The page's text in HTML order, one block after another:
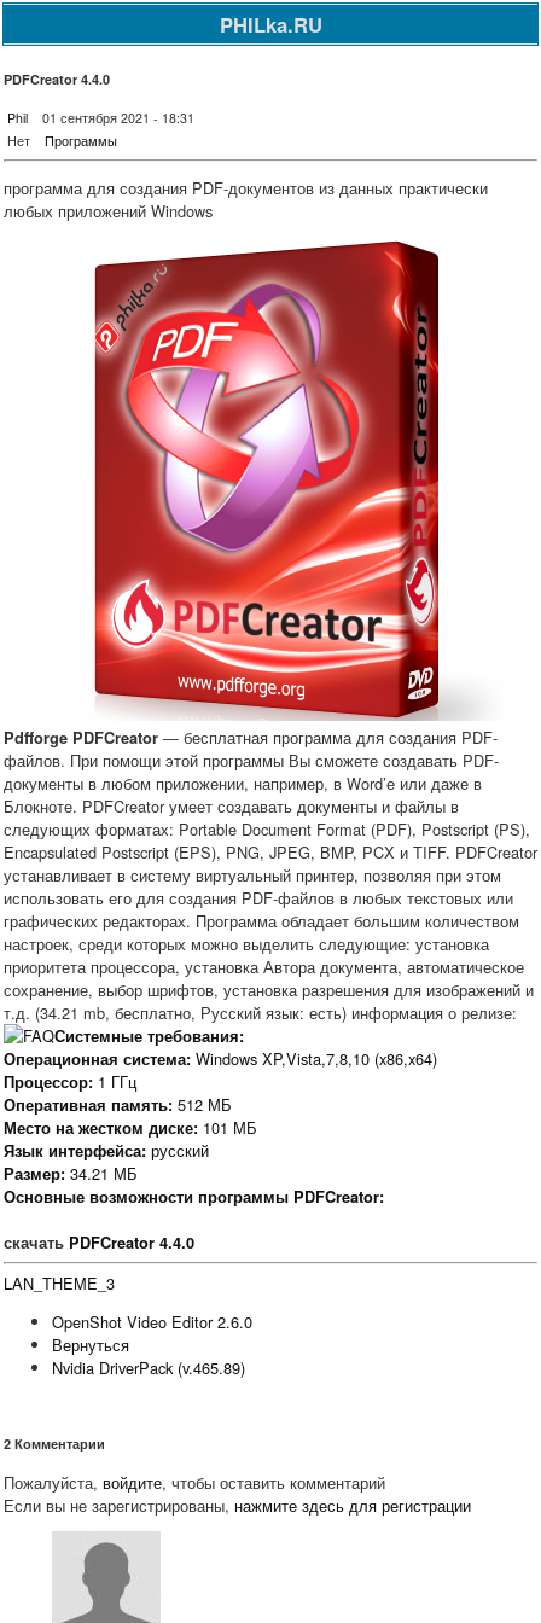
PHILka.RU
PDFCreator 4.4.0
Phil
01 сентября 2021 - 18:31
Нет
Программы
программа для создания PDF-документов из данных практически
любых приложений Windows
Pdfforge PDFCreator — бесплатная программа для создания PDF-
файлов. При помощи этой программы Вы сможете создавать PDF-
документы в любом приложении, например, в Word’е или даже в
Блокноте. PDFCreator умеет создавать документы и файлы в
следующих форматах: Portable Document Format (PDF), Postscript (PS),
Encapsulated Postscript (EPS), PNG, JPEG, BMP, PCX и TIFF. PDFCreator
устанавливает в систему виртуальный принтер, позволяя при этом
использовать его для создания PDF-файлов в любых текстовых или
графических редакторах. Программа обладает большим количеством
настроек, среди которых можно выделить следующие: установка
приоритета процессора, установка Автора документа, автоматическое
сохранение, выбор шрифтов, установка разрешения для изображений и
т.д. (34.21 mb, бесплатно, Русский язык: есть) информация о релизе:
Системные требования:
Операционная система: Windows XP,Vista,7,8,10 (x86,x64)
Процессор: 1 ГГц
Оперативная память: 512 МБ
Место на жестком диске: 101 МБ
Язык интерфейса: русский
Размер: 34.21 МБ
Основные возможности программы PDFCreator:
скачать PDFCreator 4.4.0
LAN_THEME_3
OpenShot Video Editor 2.6.0
Вернуться
Nvidia DriverPack (v.465.89)
2 Комментарии
Пожалуйста, войдите, чтобы оставить комментарий
Если вы не зарегистрированы, нажмите здесь для регистрации